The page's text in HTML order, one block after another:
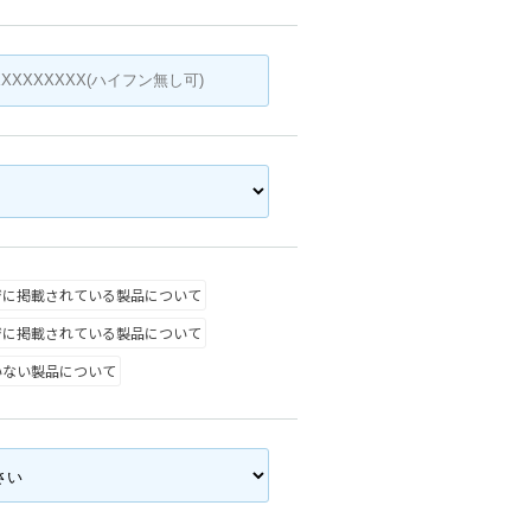
掲載されている製品について
掲載されている製品について
い製品について